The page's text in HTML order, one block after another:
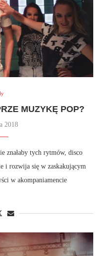
MUZYKĘ POP?
2018
znałaby tych rytmów, disco
i rozwija się w zaskakującym
w akompaniamencie